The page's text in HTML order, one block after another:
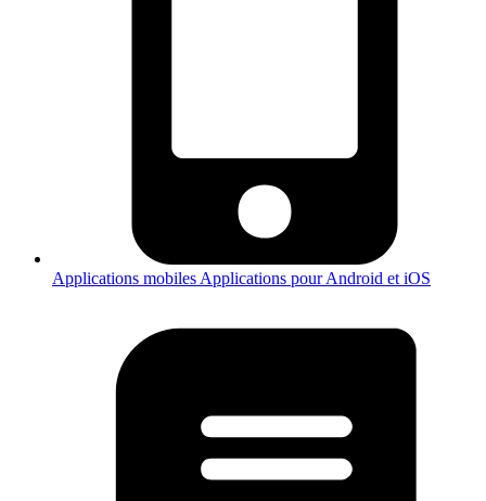
Applications mobiles Applications pour Android et iOS